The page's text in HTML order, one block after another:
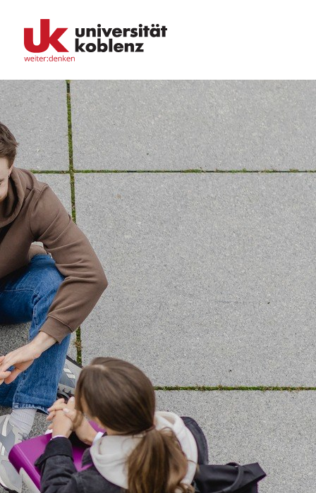
Fachbereiche
Bildungswissenschaften
Philologie / Kulturwissenschaften
Mathematik / Naturwissenschaften
Informatik